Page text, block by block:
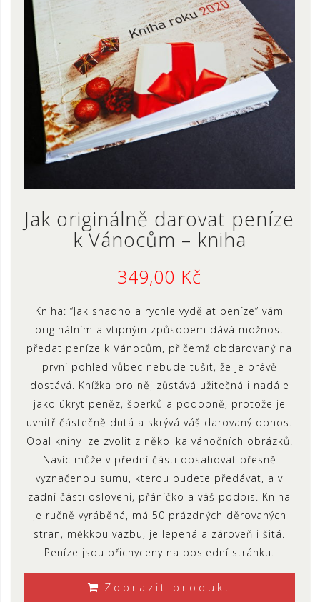
Jak originálně darovat peníze
k Vánocům – kniha
349,00 Kč
Kniha: “Jak snadno a rychle vydělat peníze” vám
originálním a vtipným způsobem dává možnost
předat peníze k Vánocům, přičemž obdarovaný na
první pohled vůbec nebude tušit, že je právě
dostává. Knížka pro něj zůstává užitečná i nadále
jako úkryt peněz, šperků a podobně, protože je
uvnitř částečně dutá a skrývá váš darovaný obnos.
Obal knihy lze zvolit z několika vánočních obrázků.
Navíc může v přední části obsahovat přesně
vyznačenou sumu, kterou budete předávat, a v
zadní části oslovení, přáníčko a váš podpis. Kniha
je ručně vyráběná, má 50 prázdných děrovaných
stran, měkkou vazbu, je lepená a zároveň i šitá.
Peníze jsou přichyceny na poslední stránku.
Zobrazit produkt